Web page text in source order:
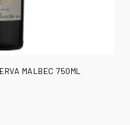
CARRITOMALBEC 750ML